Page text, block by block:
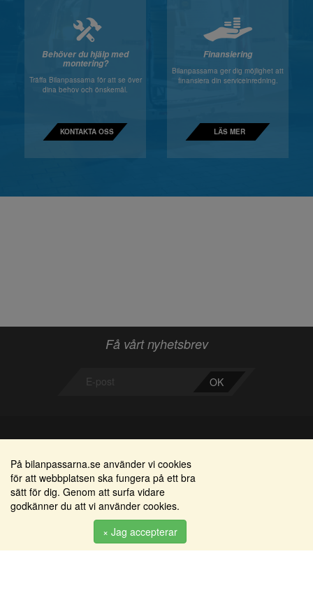
Behöver du hjälp med
montering?
Träffa Bilanpassarna för att se över
dina behov och önskemål.
KONTAKTA OSS
Finansiering
Bilanpassarna ger dig möjlighet att
finansiera din serviceinredning.
LÄS MER
Få vårt nyhetsbrev
OK
Bilanpassarna
Smedjegatan 22
352 46 Växjö
info@bilanpassarna.se
Områden
Alkomätare / alkolås
Elprodukter
Serviceinredningar
Tillbehörs artiklar
På bilanpassarna.se använder vi cookies
för att webbplatsen ska fungera på ett bra
sätt för dig. Genom att surfa vidare
godkänner du att vi använder cookies.
× Jag accepterar